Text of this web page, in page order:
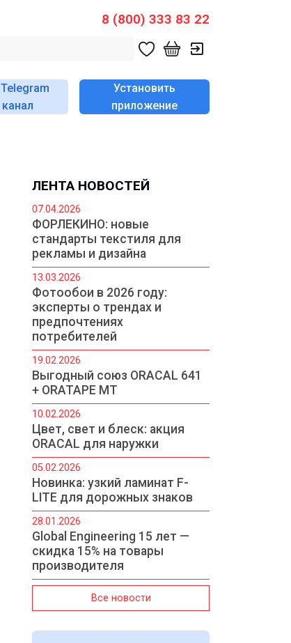
8 (800) 333 83 22
Telegram
канал
Установить
приложение
ЛЕНТА НОВОСТЕЙ
07.04.2026
ФОРЛЕКИНО: новые
стандарты текстиля для
рекламы и дизайна
13.03.2026
Фотообои в 2026 году:
эксперты о трендах и
предпочтениях
потребителей
19.02.2026
Выгодный союз ORACAL 641
+ ORATAPE MT
10.02.2026
Цвет, свет и блеск: акция
ORACAL для наружки
05.02.2026
Новинка: узкий ламинат F-
LITE для дорожных знаков
28.01.2026
Global Engineering 15 лет —
скидка 15% на товары
производителя
Все новости